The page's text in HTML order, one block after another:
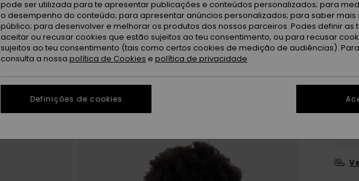
Cor
pode ser utilizada para te apresentar publicações e conteúdos personalizados; para
o desempenho do conteúdo; para apresentar anúncios personalizados; para saber mais
público; para desenvolver e melhorar os produtos dos nossos parceiros. Podes definir as
aceitar ou recusar cookies que estão sujeitos ao teu consentimento, ou para recusar
sujeitos ao teu consentimento (tais como certos cookies de medição de audiências).
consulta a nossa política de Cookies e política de privacidade
Definições de cookies